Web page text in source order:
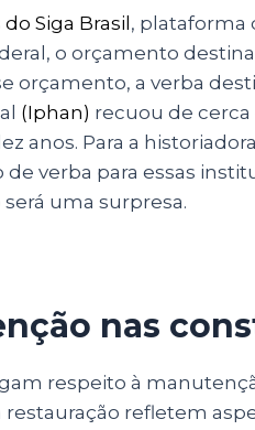
Siga Brasil, plataforma
o orçamento
orçamento, a verba
(Iphan) recuou de cerca
anos. Para a
verba para essas
uma surpresa.
nas
respeito à
restauração refletem